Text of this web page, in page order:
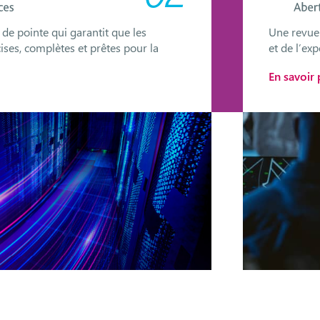
pointe qui garantit que les
complètes et prêtes pour la
Une
et de
En savoir